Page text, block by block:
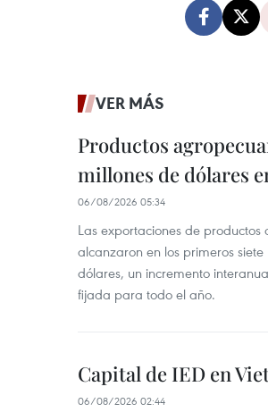
VER MÁS
Productos
millones de dólares
06/08/2026 05:34
Las exportaciones de
alcanzaron en los primeros
dólares, un incremento
fijada para todo el año.
Capital de IED en
06/08/2026 02:44